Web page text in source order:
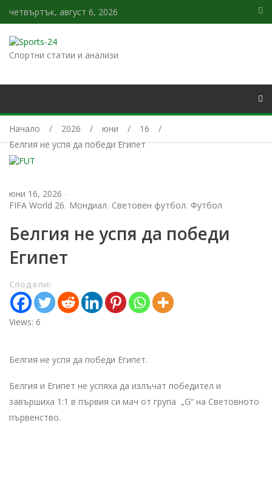
четвъртък, август 6, 2026
Спортни статии и анализи
Начало 2026 юни
16
Белгия не успя да победи Египет
юни 16, 2026 -
FIFA World 26, Мондиал, Световен футбол, Футбол
Белгия не успя да победи
Египет
Сподели:
Views: 6
Белгия не успя да победи Египет.
Белгия и Египет не успяха да излъчат победител и
завършиха 1:1 в първия си мач от група „G“ на Световното
първенство.